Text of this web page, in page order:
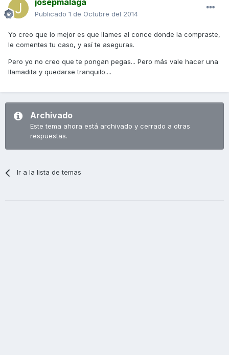
josepmalaga
Publicado 1 de Octubre del 2014
Yo creo que lo mejor es que llames al conce donde la compraste,
le comentes tu caso, y así te aseguras.
Pero yo no creo que te pongan pegas... Pero más vale hacer una
llamadita y quedarse tranquilo....
Archivado
Este tema ahora está archivado y cerrado a otras
respuestas.
Ir a la lista de temas